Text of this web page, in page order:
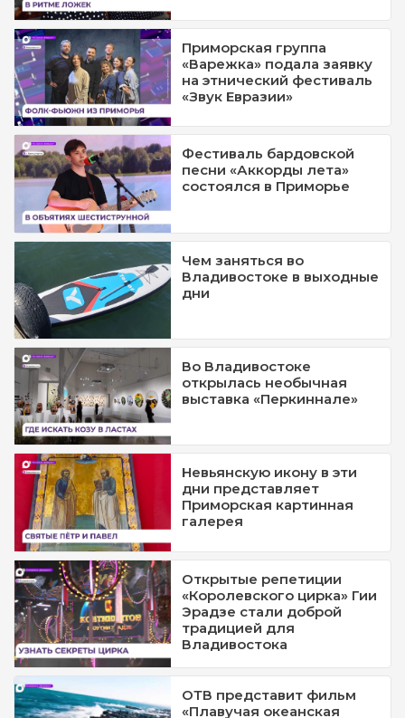
Приморская группа
«Варежка» подала заявку
на этнический фестиваль
«Звук Евразии»
Фестиваль бардовской
песни «Аккорды лета»
состоялся в Приморье
Чем заняться во
Владивостоке в выходные
дни
Во Владивостоке
открылась необычная
выставка «Перкиннале»
Невьянскую икону в эти
дни представляет
Приморская картинная
галерея
Открытые репетиции
«Королевского цирка» Гии
Эрадзе стали доброй
традицией для
Владивостока
ОТВ представит фильм
«Плавучая океанская